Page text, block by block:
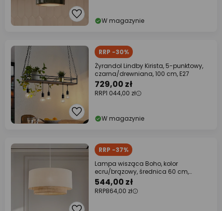
W magazynie
RRP -30%
Żyrandol Lindby Kirista, 5-punktowy,
czarna/drewniana, 100 cm, E27
729,00 zł
RRP1 044,00 zł
W magazynie
RRP -37%
Lampa wisząca Boho, kolor
ecru/brązowy, średnica 60 cm,
tkanina
544,00 zł
RRP864,00 zł